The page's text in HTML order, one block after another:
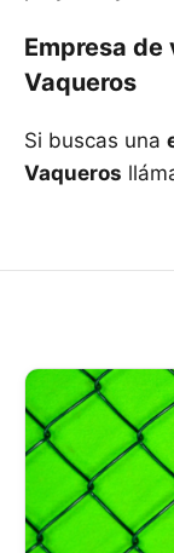
Empresa de
Vaqueros
Si buscas una
Vaqueros